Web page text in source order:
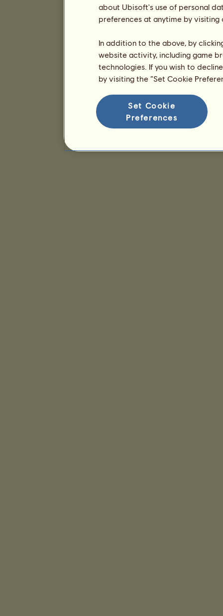
about Ubisoft's use of personal
preferences at anytime by
In addition to the above, by
website activity, including game
technologies. If you wish to
by visiting the “Set Cookie
Set Cookie
Preferences